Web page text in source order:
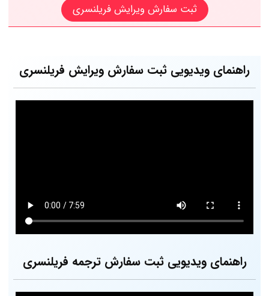
ثبت سفارش ویرایش فریلنسری
راهنمای ویدیویی ثبت سفارش ویرایش فریلنسری
راهنمای ویدیویی ثبت سفارش ترجمه فریلنسری